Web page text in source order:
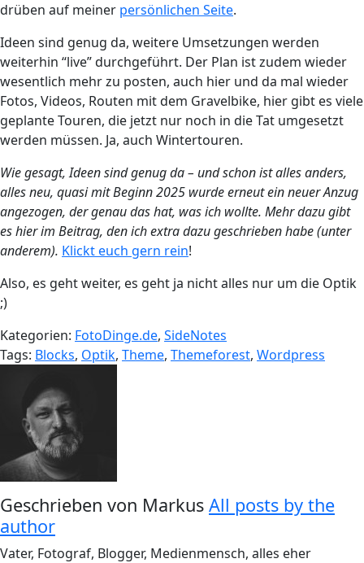
drüben auf meiner persönlichen Seite.
Ideen sind genug da, weitere Umsetzungen werden
weiterhin “live” durchgeführt. Der Plan ist zudem wieder
wesentlich mehr zu posten, auch hier und da mal wieder
Fotos, Videos, Routen mit dem Gravelbike, hier gibt es viele
geplante Touren, die jetzt nur noch in die Tat umgesetzt
werden müssen. Ja, auch Wintertouren.
Wie gesagt, Ideen sind genug da – und schon ist alles anders,
alles neu, quasi mit Beginn 2025 wurde erneut ein neuer Anzug
angezogen, der genau das hat, was ich wollte. Mehr dazu gibt
es hier im Beitrag, den ich extra dazu geschrieben habe (unter
anderem). Klickt euch gern rein!
Also, es geht weiter, es geht ja nicht alles nur um die Optik
;)
Kategorien: FotoDinge.de, SideNotes
Tags: Blocks, Optik, Theme, Themeforest, Wordpress
Geschrieben von Markus All posts by the
author
Vater, Fotograf, Blogger, Medienmensch, alles eher